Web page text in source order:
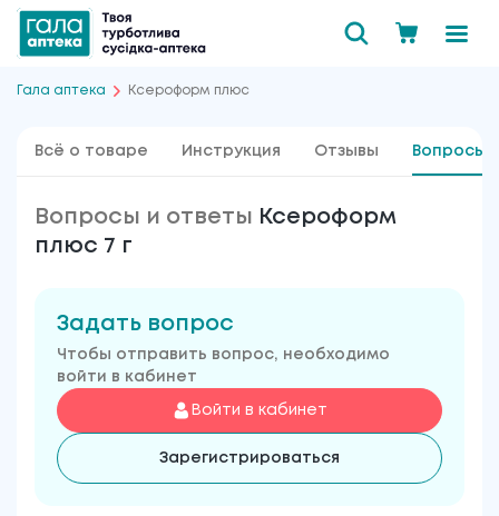
Гала аптека Ксероформ плюс
Всё о товаре Инструкция Отзывы Вопросы
Вопросы и ответы Ксероформ
плюс 7 г
Задать вопрос
Чтобы отправить вопрос, необходимо
войти в кабинет
Войти в кабинет
Зарегистрироваться